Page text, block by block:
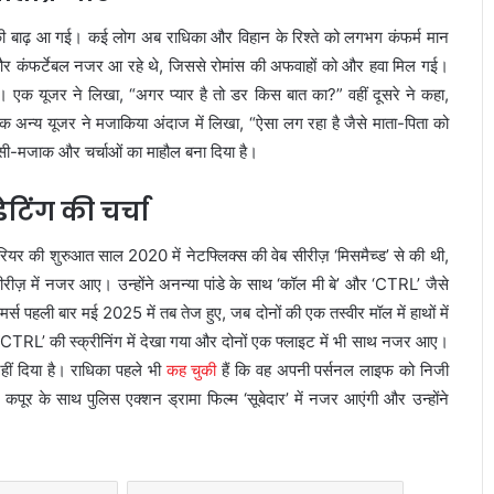
बाढ़ आ गई। कई लोग अब राधिका और विहान के रिश्ते को लगभग कंफर्म मान
नजर आ रहे थे, जिससे रोमांस की अफवाहों को और हवा मिल गई।
यूजर ने लिखा, “अगर प्यार है तो डर किस बात का?” वहीं दूसरे ने कहा,
यूजर ने मजाकिया अंदाज में लिखा, “ऐसा लग रहा है जैसे माता-पिता को
मजाक और चर्चाओं का माहौल बना दिया है।
की चर्चा
की शुरुआत साल 2020 में नेटफ्लिक्स की वेब सीरीज़ ‘मिसमैच्ड’से की थी,
में नजर आए। उन्होंने अनन्या पांडे के साथ‘कॉल मी बे’ और‘CTRL’ जैसे
पहली बार मई 2025 में तब तेज हुए, जब दोनों की एक तस्वीर मॉल में हाथों में
की स्क्रीनिंग में देखा गया और दोनों एक फ्लाइट में भी साथ नजर आए।
दिया है। राधिका पहले भीकह चुकीहैं कि वह अपनी पर्सनल लाइफ को निजी
के साथ पुलिस एक्शन ड्रामा फिल्म ‘सूबेदार’में नजर आएंगी और उन्होंने